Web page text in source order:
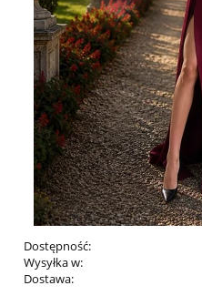
Dostępność:
Wysyłka w:
Dostawa:
Cena nie zawiera